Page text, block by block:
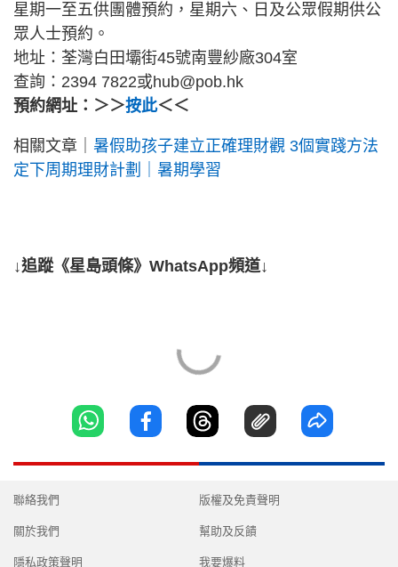
星期一至五供團體預約，星期六、日及公眾假期供公
眾人士預約。
地址：荃灣白田壩街45號南豐紗廠304室
查詢：2394 7822或hub@pob.hk
預約網址：＞＞按此＜＜
相關文章｜ 暑假助孩子建立正確理財觀 3個實踐方法
定下周期理財計劃｜暑期學習
↓追蹤《星島頭條》WhatsApp頻道↓
聯絡我們
關於我們
隱私政策聲明
版權及免責聲明
幫助及反饋
我要爆料